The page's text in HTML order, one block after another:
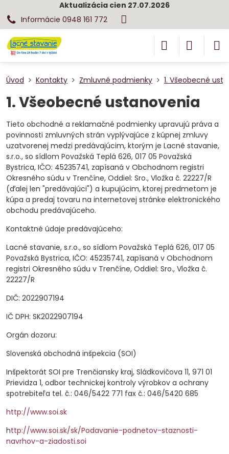
Aktualizácia cien 27.07.2026
Informácie 0948 161 772
Úvod Kontakty Zmluvné podmienky 1. Všeobecné
1. Všeobecné ustanovenia
Tieto obchodné a reklamačné podmienky upravujú práva a
povinnosti zmluvných strán vyplývajúce z kúpnej zmluvy
uzatvorenej medzi predávajúcim, ktorým je Lacné stavanie,
s.r.o., so sídlom Považská Teplá 626, 017 05 Považská
Bystrica, IČO: 45235741, zapísaná v Obchodnom registri
Okresného súdu v Trenčíne, Oddiel: Sro., Vložka č. 22227/R
(ďalej len "predávajúci") a kupujúcim, ktorej predmetom je
kúpa a predaj tovaru na internetovej stránke elektronického
obchodu predávajúceho.
Kontaktné údaje predávajúceho:
Lacné stavanie, s.r.o., so sídlom Považská Teplá 626, 017 05
Považská Bystrica, IČO: 45235741, zapísaná v Obchodnom
registri Okresného súdu v Trenčíne, Oddiel: Sro., Vložka č.
22227/R
DIČ: 2022907194
IČ DPH: SK2022907194
Orgán dozoru:
Slovenská obchodná inšpekcia (SOI)
Inšpektorát SOI pre Trenčiansky kraj, Sládkovičova 11, 971 01
Prievidza 1, odbor technickej kontroly výrobkov a ochrany
spotrebiteľa tel. č.: 046/5422 771 fax č.: 046/5420 685
http://www.soi.sk
http://www.soi.sk/sk/Podavanie-podnetov-staznosti-
navrhov-a-ziadosti.soi